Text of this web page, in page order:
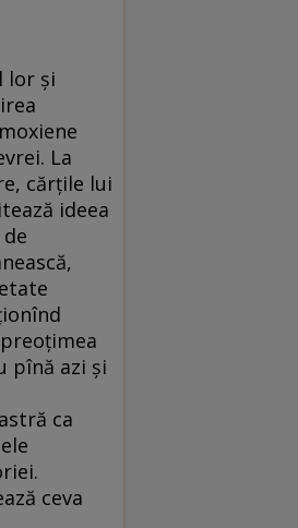
lor şi
La
cărţile lui
ideea
pînă azi şi
ca
ceva